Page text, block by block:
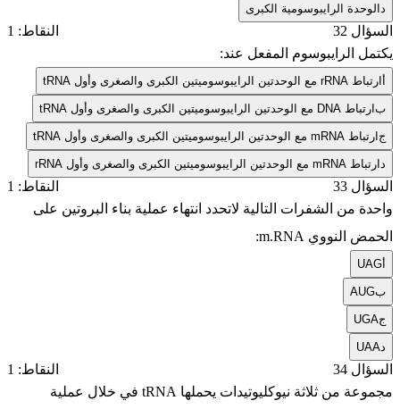
الوحدة الرايبوسومية الكبرى
السؤال 32
النقاط: 1
يكتمل الرايبوسوم المفعل عند:
ارتباط rRNA مع الوحدتين الرايبوسوميتين الكبرى والصغرى وأول tRNA
بارتباط DNA مع الوحدتين الرايبوسوميتين الكبرى والصغرى وأول tRNA
جارتباط mRNA مع الوحدتين الرايبوسوميتين الكبرى والصغرى وأول tRNA
ارتباط mRNA مع الوحدتين الرايبوسوميتين الكبرى والصغرى وأول rRNA
السؤال 33
النقاط: 1
واحدة من الشفرات التالية لاتحدد انتهاء عملية بناء البروتين على
الحمض النووي m.RNA:
UAG
بAUG
جUGA
UAA
السؤال 34
النقاط: 1
مجموعة من ثلاثة نيوكليوتيدات يحملها tRNA في خلال عملية